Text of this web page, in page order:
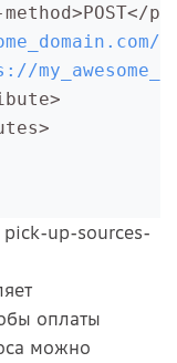
pick-up-sources-
оплаты
можно